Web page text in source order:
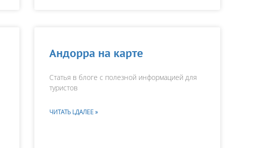
Андорра на карте
Статья в блоге с полезной информацией для
туристов
ЧИТАТЬ LДАЛЕЕ »